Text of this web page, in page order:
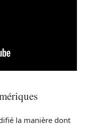
la manière dont